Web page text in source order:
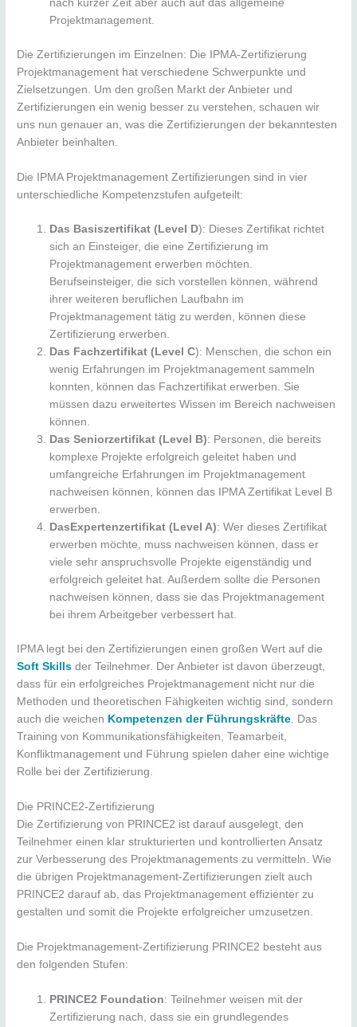
nach kurzer Zeit aber auch auf das allgemeine
Projektmanagement.
Die Zertifizierungen im Einzelnen: Die IPMA-Zertifizierung
Projektmanagement hat verschiedene Schwerpunkte und
Zielsetzungen. Um den großen Markt der Anbieter und
Zertifizierungen ein wenig besser zu verstehen, schauen wir
uns nun genauer an, was die Zertifizierungen der bekanntesten
Anbieter beinhalten.
Die IPMA Projektmanagement Zertifizierungen sind in vier
unterschiedliche Kompetenzstufen aufgeteilt:
Das Basiszertifikat (Level D): Dieses Zertifikat richtet
sich an Einsteiger, die eine Zertifizierung im
Projektmanagement erwerben möchten.
Berufseinsteiger, die sich vorstellen können, während
ihrer weiteren beruflichen Laufbahn im
Projektmanagement tätig zu werden, können diese
Zertifizierung erwerben.
Das Fachzertifikat (Level C): Menschen, die schon ein
wenig Erfahrungen im Projektmanagement sammeln
konnten, können das Fachzertifikat erwerben. Sie
müssen dazu erweitertes Wissen im Bereich nachweisen
können.
Das Seniorzertifikat (Level B): Personen, die bereits
komplexe Projekte erfolgreich geleitet haben und
umfangreiche Erfahrungen im Projektmanagement
nachweisen können, können das IPMA Zertifikat Level B
erwerben.
Das Expertenzertifikat (Level A): Wer dieses Zertifikat
erwerben möchte, muss nachweisen können, dass er
viele sehr anspruchsvolle Projekte eigenständig und
erfolgreich geleitet hat. Außerdem sollte die Personen
nachweisen können, dass sie das Projektmanagement
bei ihrem Arbeitgeber verbessert hat.
IPMA legt bei den Zertifizierungen einen großen Wert auf die
Soft Skills der Teilnehmer. Der Anbieter ist davon überzeugt,
dass für ein erfolgreiches Projektmanagement nicht nur die
Methoden und theoretischen Fähigkeiten wichtig sind, sondern
auch die weichen Kompetenzen der Führungskräfte. Das
Training von Kommunikationsfähigkeiten, Teamarbeit,
Konfliktmanagement und Führung spielen daher eine wichtige
Rolle bei der Zertifizierung.
Die PRINCE2-Zertifizierung
Die Zertifizierung von PRINCE2 ist darauf ausgelegt, den
Teilnehmer einen klar strukturierten und kontrollierten Ansatz
zur Verbesserung des Projektmanagements zu vermitteln. Wie
die übrigen Projektmanagement-Zertifizierungen zielt auch
PRINCE2 darauf ab, das Projektmanagement effizienter zu
gestalten und somit die Projekte erfolgreicher umzusetzen.
Die Projektmanagement-Zertifizierung PRINCE2 besteht aus
den folgenden Stufen:
PRINCE2 Foundation: Teilnehmer weisen mit der
Zertifizierung nach, dass sie ein grundlegendes